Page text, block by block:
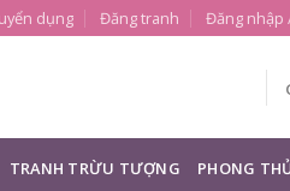
dụng Đăng tranh Đăng nhập
TRANH TRỪU TƯỢNG PHONG